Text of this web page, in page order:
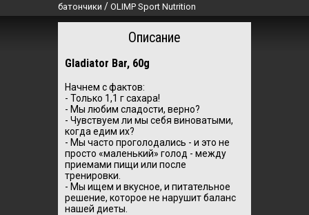
батончики / OLIMP Sport Nutrition
Описание
Gladiator Bar, 60g
Начнем с фактов:
- Только 1,1 г сахара!
- Мы любим сладости, верно?
- Чувствуем ли мы себя виноватыми,
когда едим их?
- Мы часто проголодались - и это не
просто «маленький» голод - между
приемами пищи или после
тренировки.
- Мы ищем и вкусное, и питательное
решение, которое не нарушит баланс
нашей диеты.